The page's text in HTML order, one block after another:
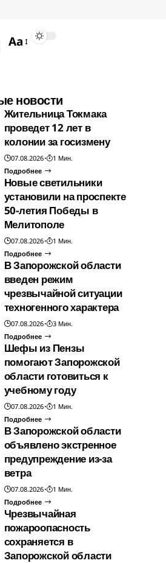
Aa
новости
Жительница Токмака
проведет 12 лет в
колонии за госизмену
07.08.2026
1 Мин.
Подробнее
Новые светильники
установили на проспекте
50-летия Победы в
Мелитополе
07.08.2026
1 Мин.
Подробнее
В Запорожской области
введен режим
чрезвычайной ситуации
техногенного характера
07.08.2026
3 Мин.
Подробнее
Шефы из Пензы
помогают Запорожской
области готовиться к
учебному году
07.08.2026
1 Мин.
Подробнее
В Запорожской области
объявлено экстренное
предупреждение из-за
ветра
07.08.2026
1 Мин.
Подробнее
Чрезвычайная
пожароопасность
сохраняется в
Запорожской области